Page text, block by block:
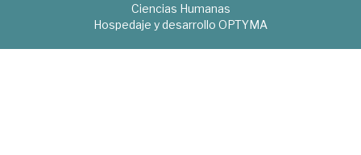
Ciencias Humanas
Hospedaje y desarrollo OPTYMA